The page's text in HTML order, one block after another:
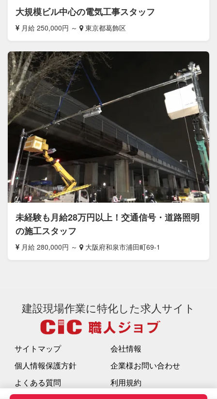
大規模ビル中心の電気工事スタッフ
月給 250,000円 ～ 東京都葛飾区
未経験も月給28万円以上！交通信号・道路照明
の施工スタッフ
月給 280,000円 ～ 大阪府和泉市浦田町69-1
建設現場作業に特化した求人サイト
サイトマップ
会社情報
個人情報保護方針
企業様お問い合わせ
よくある質問
利用規約